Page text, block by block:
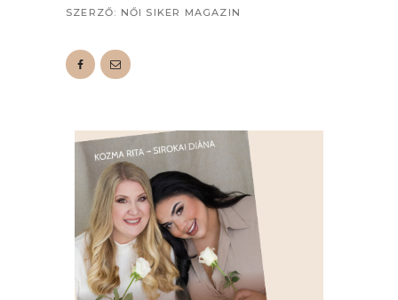
SZERZŐ: NŐI SIKER MAGAZIN